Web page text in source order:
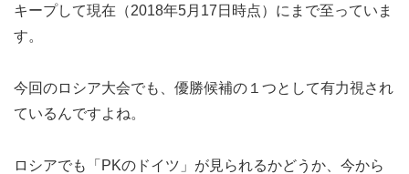
キープして現在（2018年5月17日時点）にまで至っていま
す。
今回のロシア大会でも、優勝候補の１つとして有力視され
ているんですよね。
ロシアでも「PKのドイツ」が見られるかどうか、今から